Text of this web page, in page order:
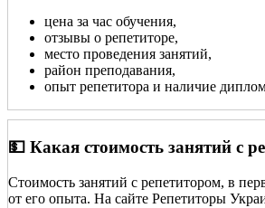
цена за час обучения,
отзывы о репетиторе,
место проведения занятий,
район преподавания,
опыт репетитора и наличие
💵 Какая стоимость занятий с
Стоимость занятий с репетитором, в
от его опыта. На сайте Репетиторы